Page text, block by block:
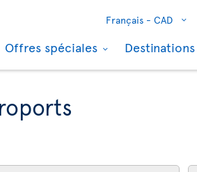
Français - CAD
Offres spéciales Destinations